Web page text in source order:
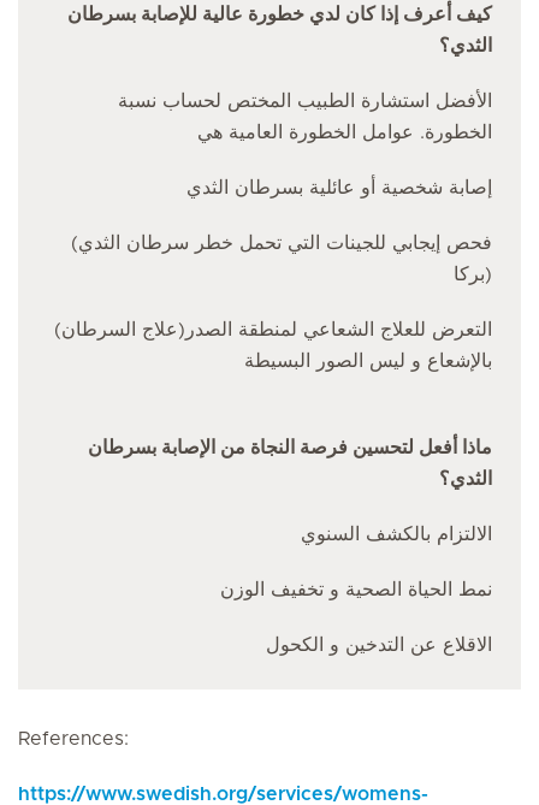
كيف أعرف إذا كان لدي خطورة عالية للإصابة بسرطان
الثدي؟
الأفضل استشارة الطبيب المختص لحساب نسبة
الخطورة. عوامل الخطورة العامية هي
إصابة شخصية أو عائلية بسرطان الثدي
(فحص إيجابي للجينات التي تحمل خطر سرطان الثدي
(بركا
(التعرض للعلاج الشعاعي لمنطقة الصدر(علاج السرطان
بالإشعاع و ليس الصور البسيطة
ماذا أفعل لتحسين فرصة النجاة من الإصابة بسرطان
الثدي؟
الالتزام بالكشف السنوي
نمط الحياة الصحية و تخفيف الوزن
الاقلاع عن التدخين و الكحول
References:
https://www.swedish.org/services/womens-